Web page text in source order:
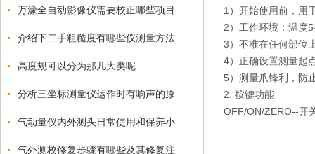
介绍下二手粗糙度有哪些仪测量方法
高度规可以分为那几大类呢
1）开始使用前，用
2）工作环境：温度
3）不准在任何部位
4）正确设置测量起
5）测量爪锋利，防
2. 按键功能
OFF/ON/ZERO--开